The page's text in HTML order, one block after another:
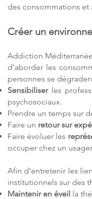
des consommations et
Créer un
Addiction
d’aborder les
personnes se
Sensibiliserles
psychosociaux.
Prendre un temps sur
Faire un retour sur
Faire évoluer les
occuper chez un
Afin d’entretenir les
institutionnels sur des
Maintenir en éveil la